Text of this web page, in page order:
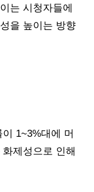
는 시청자들에
을 높이는 방향
1~3%대에 머
제성으로 인해